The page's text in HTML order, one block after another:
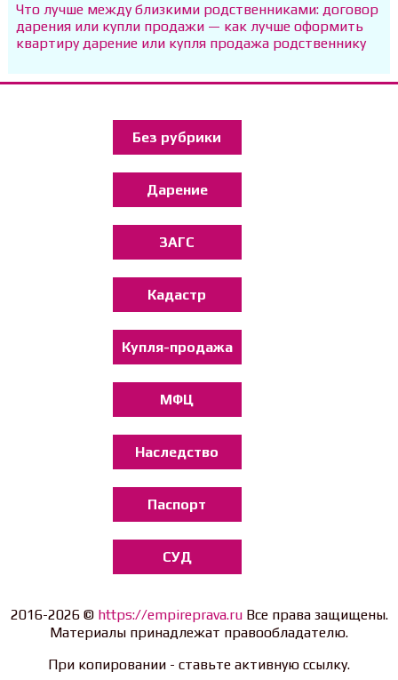
Что лучше между близкими родственниками: договор
дарения или купли продажи — как лучше оформить
квартиру дарение или купля продажа родственнику
Без рубрики
Дарение
ЗАГС
Кадастр
Купля-продажа
МФЦ
Наследство
Паспорт
СУД
2016-2026 © https://empireprava.ruВсе права защищены.
Материалы принадлежат правообладателю.
При копировании - ставьте активную ссылку.